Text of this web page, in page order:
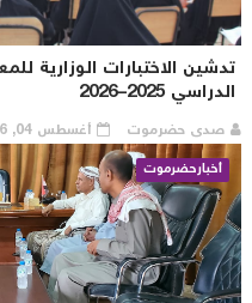
الاختبارات الوزارية
2025–2026
صدى حضرموت
أغسطس 04, 2026
أخبارحضرموت